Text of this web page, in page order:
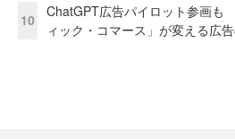
10
ChatGPT広告パイロット参画
ィック・コマース」が変える広